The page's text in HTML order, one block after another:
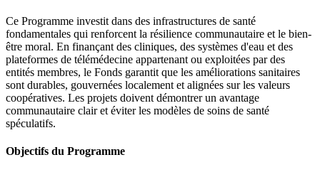
Ce Programme investit dans des infrastructures de santé
fondamentales qui renforcent la résilience communautaire et le bien-
être moral. En finançant des cliniques, des systèmes d'eau et des
plateformes de télémédecine appartenant ou exploitées par des
entités membres, le Fonds garantit que les améliorations sanitaires
sont durables, gouvernées localement et alignées sur les valeurs
coopératives. Les projets doivent démontrer un avantage
communautaire clair et éviter les modèles de soins de santé
spéculatifs.
Objectifs du Programme